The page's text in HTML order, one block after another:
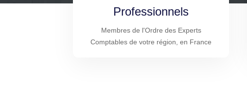
Professionnels
Membres de l'Ordre des Experts
Comptables de votre région, en France